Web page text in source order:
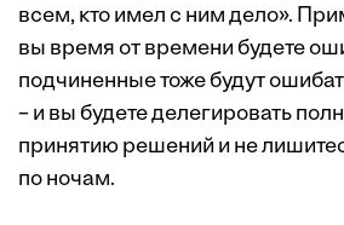
всем, кто имел с ним дело».
вы время от времени будете
подчиненные тоже будут
– и вы будете делегировать
принятию решений и не
по ночам.